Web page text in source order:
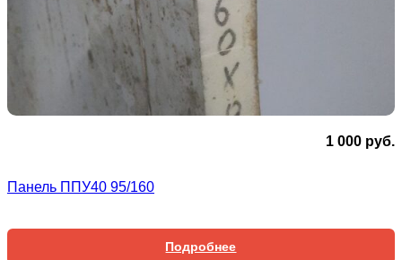
1 000 руб.
Панель ППУ40 95/160
Подробнее